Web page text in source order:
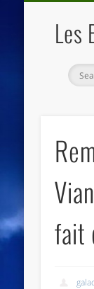
Les
fait